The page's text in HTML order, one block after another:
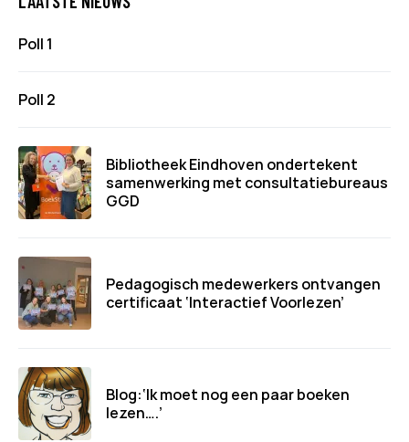
Poll 1
Poll 2
Bibliotheek Eindhoven ondertekent
samenwerking met consultatiebureaus
GGD
Pedagogisch medewerkers ontvangen
certificaat ‘Interactief Voorlezen’
Blog:‘Ik moet nog een paar boeken
lezen….’